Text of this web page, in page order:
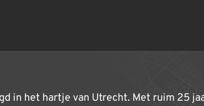
in het hartje van Utrecht. Met ruim 25